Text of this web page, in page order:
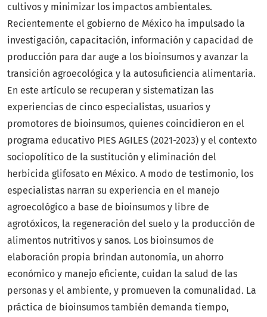
cultivos y minimizar los impactos ambientales.
Recientemente el gobierno de México ha impulsado la
investigación, capacitación, información y capacidad de
producción para dar auge a los bioinsumos y avanzar la
transición agroecológica y la autosuficiencia alimentaria.
En este artículo se recuperan y sistematizan las
experiencias de cinco especialistas, usuarios y
promotores de bioinsumos, quienes coincidieron en el
programa educativo PIES AGILES (2021-2023) y el contexto
sociopolítico de la sustitución y eliminación del
herbicida glifosato en México. A modo de testimonio, los
especialistas narran su experiencia en el manejo
agroecológico a base de bioinsumos y libre de
agrotóxicos, la regeneración del suelo y la producción de
alimentos nutritivos y sanos. Los bioinsumos de
elaboración propia brindan autonomía, un ahorro
económico y manejo eficiente, cuidan la salud de las
personas y el ambiente, y promueven la comunalidad. La
práctica de bioinsumos también demanda tiempo,